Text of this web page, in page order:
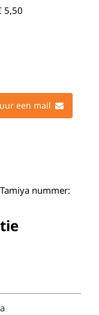
5,50
een mail
nummer: